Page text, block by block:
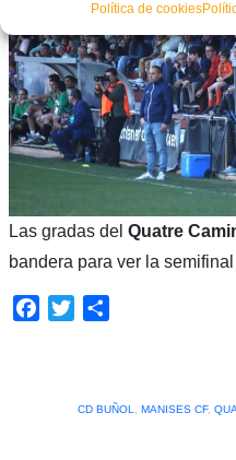
Política de cookies
Las gradas del Quatre
bandera para ver la
Facebook
Twitter
CD BUÑOL
MANISES CF,